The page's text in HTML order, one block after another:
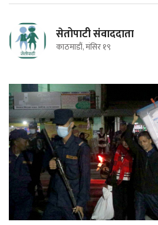
सेतोपाटी संवाददाता
काठमाडौं, मंसिर १९